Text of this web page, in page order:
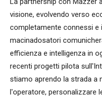
visione, evolvendo verso
completamente connessi e
macinadosatori
efficienza e intelligenza in
recenti progetti pilota
stiamo aprendo la strada a
l'operatore, personalizzare